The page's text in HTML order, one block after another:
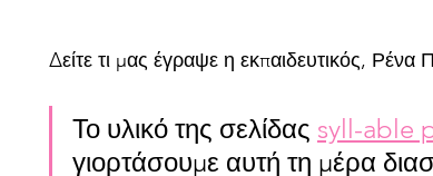
Δείτε τι μας έγραψε η εκπαιδευτικός, Ρένα
Το υλικό της σελίδας syll-able
γιορτάσουμε αυτή τη μέρα